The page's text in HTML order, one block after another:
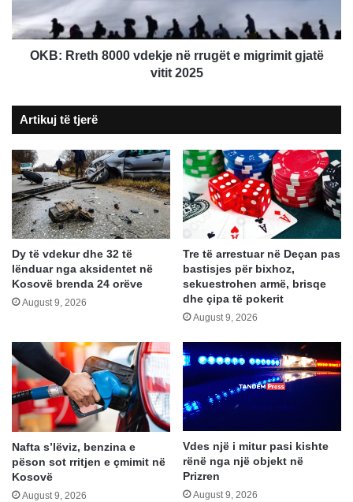
migrimit
gjatë
OKB: Rreth 8000 vdekje në rrugët e migrimit gjatë
vitit 2025
Artikuj të tjerë
Dy të vdekur dhe 32 të
lënduar nga aksidentet në
Kosovë brenda 24 orëve
August 9, 2026
Tre të arrestuar në Deçan pas
bastisjes për bixhoz,
sekuestrohen armë, brisqe
dhe çipa të pokerit
August 9, 2026
Nafta s’lëviz, benzina e
pëson sot rritjen e çmimit në
Kosovë
August 9, 2026
Vdes një i mitur pasi kishte
rënë nga një objekt në
Prizren
August 9, 2026